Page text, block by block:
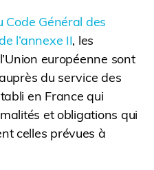
Code Général des
l’annexe II, les
européenne sont
du service des
en France qui
et obligations qui
celles prévues à